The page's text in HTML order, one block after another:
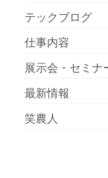
テックブログ
仕事内容
展示会・セミナ
最新情報
笑農人